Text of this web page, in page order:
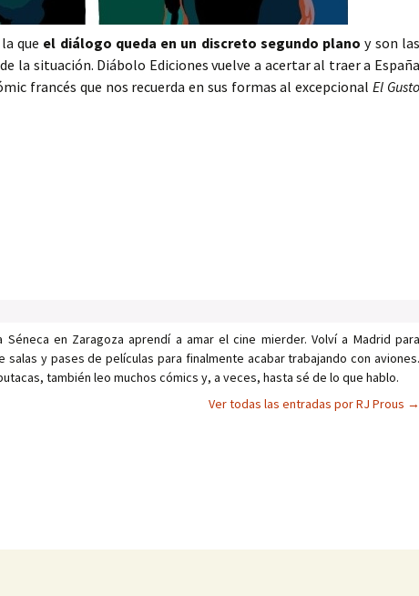
que el diálogo queda en un discreto segundo planoy son las
la situación. Diábolo Ediciones vuelve a acertar al traer a España
francés que nos recuerda en sus formas al excepcionalEl Gusto
en Zaragoza aprendí a amar el cine mierder. Volví a Madrid para
salas y pases de películas para finalmente acabar trabajando con aviones.
también leo muchos cómics y, a veces, hasta sé de lo que hablo.
Ver todas las entradas por RJ Prous →